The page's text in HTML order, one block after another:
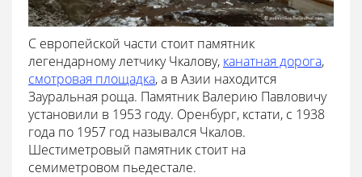
С европейской части стоит памятник
легендарному летчику Чкалову, канатная дорога,
смотровая площадка, а в Азии находится
Зауральная роща. Памятник Валерию Павловичу
установили в 1953 году. Оренбург, кстати, с 1938
года по 1957 год назывался Чкалов.
Шестиметровый памятник стоит на
семиметровом пьедестале.